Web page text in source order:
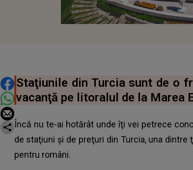
DISTRIBUIE ARTICOLUL
Staţiunile din Turcia sunt de o
vacanţă pe litoralul de la Marea
Încă nu te-ai hotărât unde îţi vei petrece
de staţiuni şi de preţuri din Turcia, una
pentru români.